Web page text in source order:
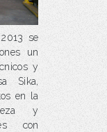
se
un
y
Sika,
en la
y
con